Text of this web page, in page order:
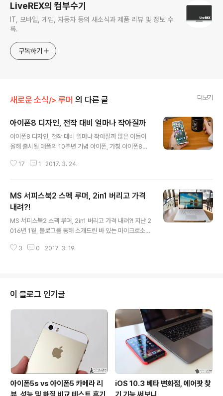
LiveREX의 컴부수기
IT, 모바일, 게임, 자동차 등의 새소식과 제품 리뷰 및 정보 수
록.
구독하기
새로운 소식/> 루머 의 다른 글 더보기
아이폰8 디자인, 전작 대비 얼마나 작아질까
아이폰8 디자인, 전작 대비 얼마나 작아질까 많은 이들이
올해 출시될 애플의 10주년 기념 아이폰, 가칭 아이폰8은
가 크다 말하고 있습니다. 지금까지 흘러 나온 소문들을 보
데 하나가 폰아레나를 통해 소개되어 이목을 집중시키고
있습니다. 기억하시는 분들도 계실 겁니다. 지난 2월 KGI
증권 애널리스트 밍치궈는 아이폰8이 디스플레이 크기는
키우지만 베젤을 최소화하면서 단말 자체의 사이즈는 줄일
것이라 말한 바 있는데요. 이번에 전해진 컨셉 디자인은 이
런 주장 등에 제법 반영된 모습입니다. 참고로, 본문에 첨부
17 1 2017. 3. 24.
MS 서피스북2 스펙 루머, 2in1 버리고 가격
내려?!
MS 서피스북2 스펙 루머, 2in1 버리고 가격 내려?! 지난 2
016년 1월, 블로그를 통해 소개드린 바 있는 마이크로소프
이상 그리 낯선 기기는 아닐 것입니다. 윈도우 운영체제에
있는 상판과 키보드 및 외장 그래픽이 포함된 하판을 분리
해서 쓸 수 있는, 즉 2in1 디자인을 채택해 태블릿처럼 그리
고 노트북처럼 활용이 가능하다는 점이 또 하나의 매력으
로 자리매김하고 있죠? 하지만, 이처럼 차별화 된 구조와
기능 탓에 이 녀석은 일반인이 쉽게 다가서기 힘든 가격대
3 0 2017. 3. 19.
이 블로그 인기글
아이폰5s vs 아이폰5 카메라 리
iOS 10.3 베타 변화점, 에어팟 찾